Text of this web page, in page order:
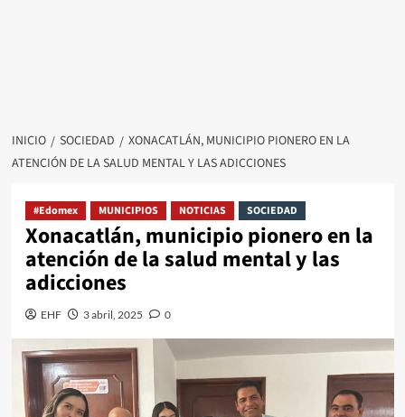
INICIO SOCIEDAD
XONACATLÁN, MUNICIPIO PIONERO EN LA
ATENCIÓN DE LA SALUD MENTAL Y LAS ADICCIONES
#Edomex MUNICIPIOS NOTICIAS SOCIEDAD
Xonacatlán, municipio pionero en la
atención de la salud mental y las
adicciones
EHF 3 abril, 2025 0